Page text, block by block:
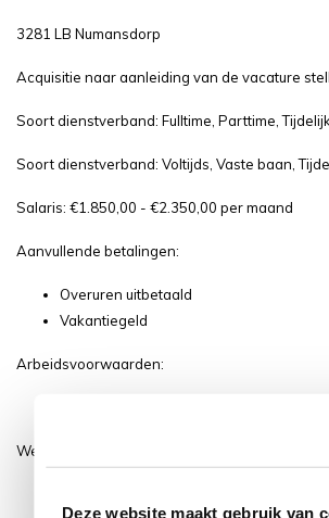
Deze website maakt gebruik van
3281 LB Numansdorp
Acquisitie naar aanleiding van de vacature
Soort dienstverband: Fulltime, Parttime,
Soort dienstverband: Voltijds, Vaste baan,
Salaris: €1.850,00 - €2.350,00 per maand
Aanvullende betalingen:
Overuren uitbetaald
Vakantiegeld
Arbeidsvoorwaarden:
Werkschema: